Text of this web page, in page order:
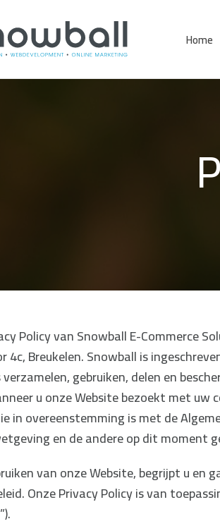
Home
Policy van Snowball E-Commerce
4c, Breukelen. Snowball is
gebruiken, delen en
u onze Website bezoekt met
in overeenstemming is met de
en de andere op dit moment
van onze Website, begrijpt u
Onze Privacy Policy is van
”).